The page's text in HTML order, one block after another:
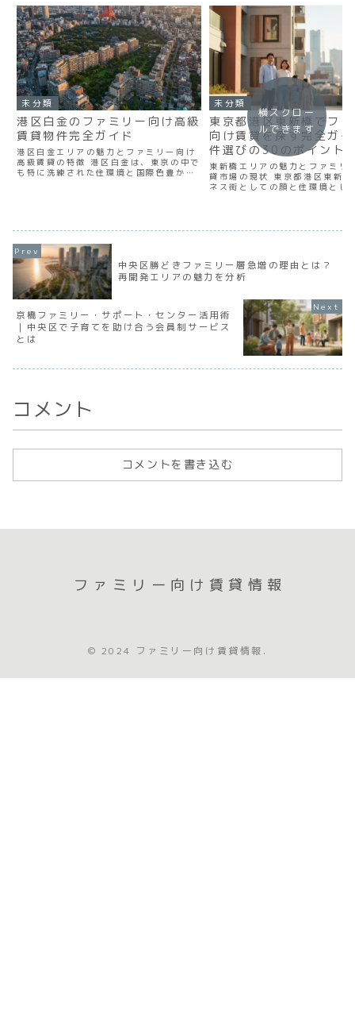
未分類
港区白金のファミリー向け高級
賃貸物件完全ガイド
港区白金エリアの魅力とファミリー向け
高級賃貸の特徴 港区白金は、東京の中で
も特に洗練された住環境と国際色豊かな
未分類
東京都港区東新橋でフ
向け賃貸を探す完全ガ
件選びの30のポイント
東新橋エリアの魅力とファミリ
貸市場の現状 東京都港区東新
ネス街としての顔と住環境とし
横スクロー
ルできます
中央区勝どきファミリー層急増の理由とは？
再開発エリアの魅力を分析
京橋ファミリー・サポート・センター活用術
｜中央区で子育てを助け合う会員制サービス
とは
コメント
コメントを書き込む
ファミリー向け賃貸情報
© 2024 ファミリー向け賃貸情報.